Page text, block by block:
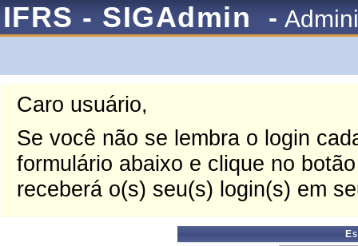
IFRS - SIGAdmin -
Caro usuário,
Se você não se lembra o login
formulário abaixo e clique no
receberá o(s) seu(s) login(s) em